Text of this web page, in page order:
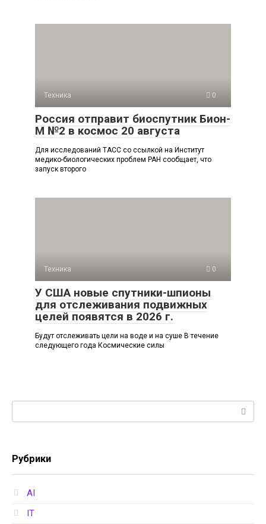
Техника 0
Россия отправит биоспутник Бион-
М №2 в космос 20 августа
Для исследований ТАСС со ссылкой на Институт
медико-биологических проблем РАН сообщает, что
запуск второго
Техника 0
У США новые спутники-шпионы
для отслеживания подвижных
целей появятся в 2026 г.
Будут отслеживать цели на воде и на суше В течение
следующего года Космические силы
Рубрики
AI
IT